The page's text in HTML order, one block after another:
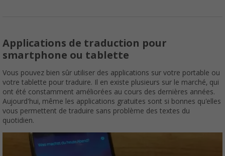
Applications de traduction pour
smartphone ou tablette
Vous pouvez bien sûr utiliser des applications sur votre portable ou
votre tablette pour traduire. Il en existe plusieurs sur le marché, qui
ont été constamment améliorées au cours des dernières années.
Aujourd'hui, même les applications gratuites sont si bonnes qu'elles
vous permettent de traduire sans problème des textes du
quotidien.